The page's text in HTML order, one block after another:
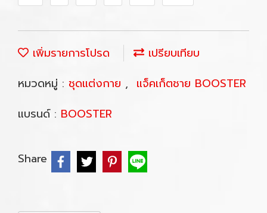
เพิ่มรายการโปรด
เปรียบเทียบ
หมวดหมู่ : ชุดแต่งกาย , แจ็คเก็ตชาย BOOSTER
แบรนด์ : BOOSTER
Share